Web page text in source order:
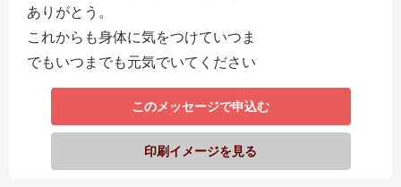
ありがとう。
これからも身体に気をつけていつま
でもいつまでも元気でいてください
このメッセージで申込む
印刷イメージを見る